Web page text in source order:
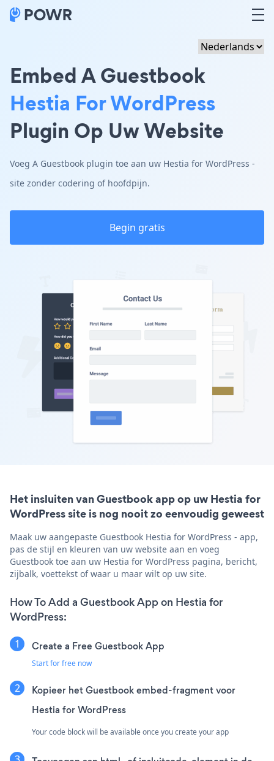
Embed A Guestbook
Hestia For WordPress
Plugin Op Uw Website
Voeg A Guestbook plugin toe aan uw Hestia for WordPress -
site zonder codering of hoofdpijn.
Begin gratis
Het insluiten van Guestbook app op uw Hestia for
WordPress site is nog nooit zo eenvoudig geweest
Maak uw aangepaste Guestbook Hestia for WordPress - app,
pas de stijl en kleuren van uw website aan en voeg
Guestbook toe aan uw Hestia for WordPress pagina, bericht,
zijbalk, voettekst of waar u maar wilt op uw site.
How To Add a Guestbook App on Hestia for
WordPress:
Create a Free Guestbook App
Start for free now
Kopieer het Guestbook embed-fragment voor
Hestia for WordPress
Your code block will be available once you create your app